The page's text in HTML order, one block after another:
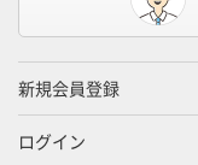
新規会員登録
ログイン